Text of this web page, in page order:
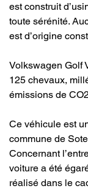
est construit
toute sérénité.
est d’origine
Volkswagen Golf
125 chevaux,
émissions de
Ce véhicule est
commune de
Concernant
voiture a été
réalisé dans le